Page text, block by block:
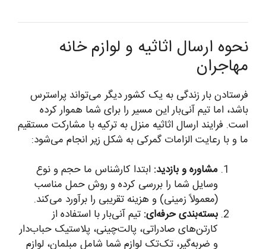
نحوه ارسال اثاثیه و لوازم خانه
مهاجران
فرستادن بار زندگی به یک کشور دیگر می‌تواند پراسترس
باشد، اما تیم آنی‌بار این مسیر را برای شما هموار کرده
است. فرایند ارسال اثاثیه منزل به ترکیه با مشارکت مستقیم
ما و با رعایت الزامات گمرکی به شکل زیر انجام می‌شود:
مشاوره و بازدید: ابتدا کارشناس ما حجم و نوع
وسایل شما را بررسی کرده و روش حمل مناسب
(معمولاً زمینی) و هزینه تقریبی را برآورد می‌کند.
بسته‌بندی حرفه‌ای: تیم آنی‌بار با استفاده از
کارتن‌های صادراتی، پالت‌چینی، پلاستیک حباب‌دار
و ضربه‌گیر، تک‌تک لوازم شما شامل مبلمان، لوازم